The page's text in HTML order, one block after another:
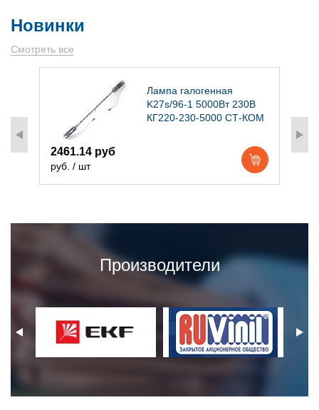
Новинки
Смотреть все
Лампа галогенная
K27s/96-1 5000Вт 230В
КГ220-230-5000 СТ-КОМ
2461.14 руб
руб. / шт
Производители